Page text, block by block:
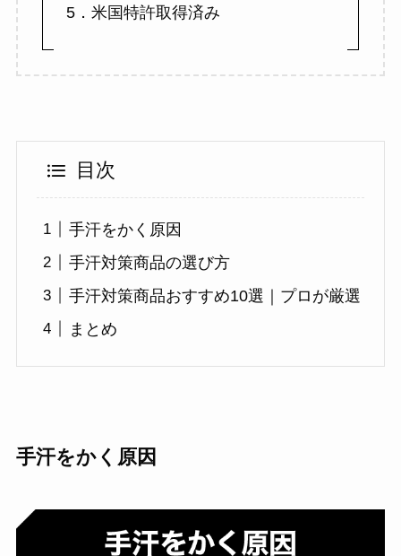
5．米国特許取得済み
目次
手汗をかく原因
手汗対策商品の選び方
手汗対策商品おすすめ10選｜プロが厳選
まとめ
手汗をかく原因